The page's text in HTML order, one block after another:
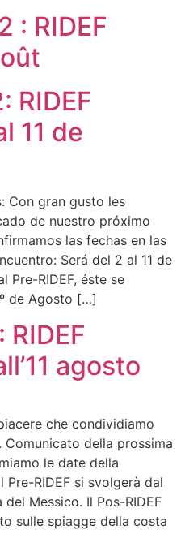
: RIDEF
RIDEF
11 de
Con gran gusto les
de nuestro próximo
las fechas en las
Será del 2 al 11 de
Pre-RIDEF, éste se
de Agosto […]
agosto
che condividiamo
della prossima
le date della
Pre-RIDEF si svolgerà dal
Messico. Il Pos-RIDEF
sulle spiagge della costa